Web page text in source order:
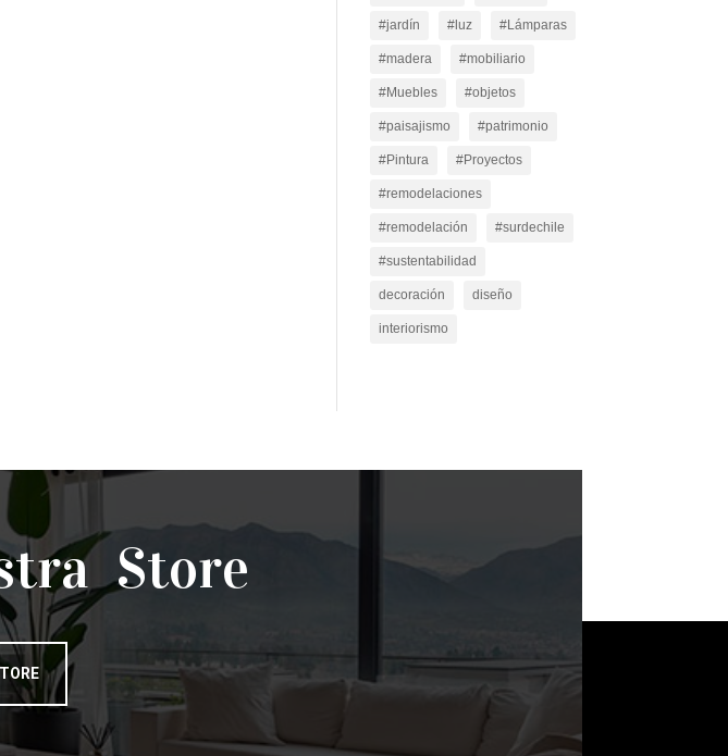
#jardín #luz #Lámparas
#madera #mobiliario
#Muebles #objetos
#paisajismo #patrimonio
#Pintura #Proyectos
#remodelaciones
#remodelación #surdechile
#sustentabilidad
decoración diseño
interiorismo
Store